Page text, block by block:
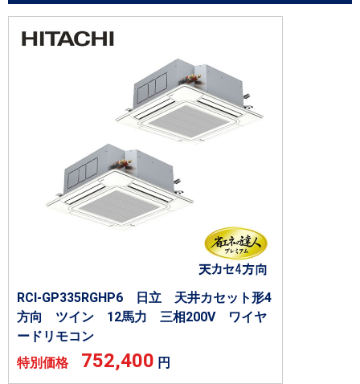
RCI-GP335RGHP6 日立 天井カセット形4
方向 ツイン 12馬力 三相200V ワイヤ
ードリモコン
特別価格 752,400 円